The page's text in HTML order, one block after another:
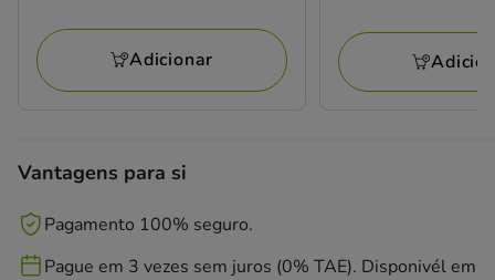
Adicionar
1
avaliações
Vantagens para si
Pagamento 100% seguro.
Pague em 3 vezes sem juros (0% TAE). Disponivél em